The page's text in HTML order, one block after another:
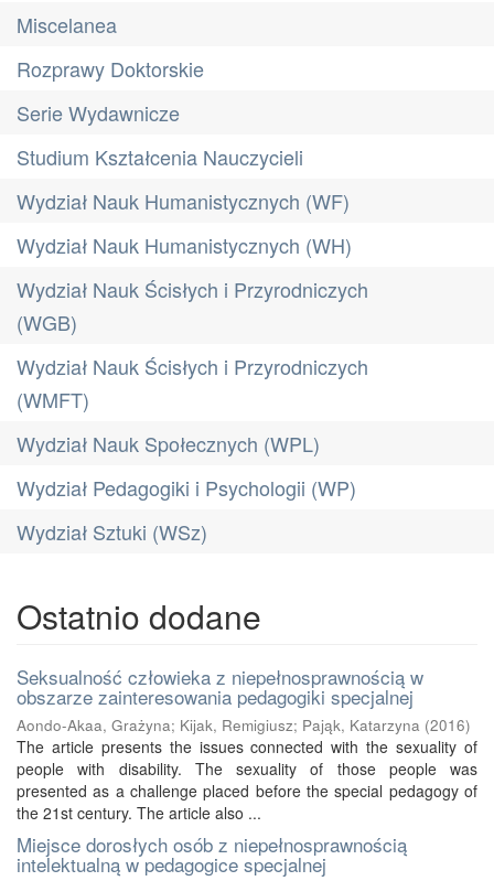
Miscelanea
Rozprawy Doktorskie
Serie Wydawnicze
Studium Kształcenia Nauczycieli
Wydział Nauk Humanistycznych (WF)
Wydział Nauk Humanistycznych (WH)
Wydział Nauk Ścisłych i Przyrodniczych
(WGB)
Wydział Nauk Ścisłych i Przyrodniczych
(WMFT)
Wydział Nauk Społecznych (WPL)
Wydział Pedagogiki i Psychologii (WP)
Wydział Sztuki (WSz)
Ostatnio dodane
Seksualność człowieka z niepełnosprawnością w
obszarze zainteresowania pedagogiki specjalnej
Aondo-Akaa, Grażyna; Kijak, Remigiusz; Pająk, Katarzyna (2016)
The article presents the issues connected with the sexuality of
people with disability. The sexuality of those people was
presented as a challenge placed before the special pedagogy of
the 21st century. The article also ...
Miejsce dorosłych osób z niepełnosprawnością
intelektualną w pedagogice specjalnej